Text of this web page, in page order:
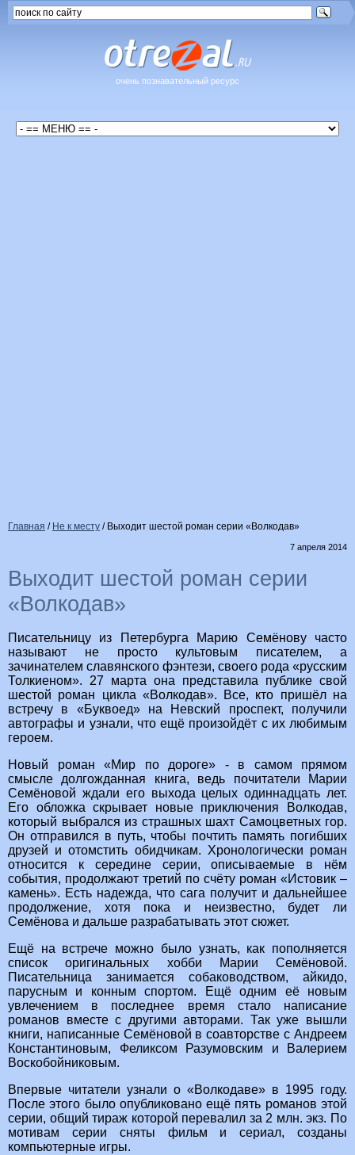
очень познавательный ресурс
Главная / Не к месту / Выходит шестой роман серии «Волкодав»
7 апреля 2014
Выходит шестой роман серии
«Волкодав»
Писательницу из Петербурга Марию Семёнову часто
называют не просто культовым писателем, а
зачинателем славянского фэнтези, своего рода «русским
Толкиеном». 27 марта она представила публике свой
шестой роман цикла «Волкодав». Все, кто пришёл на
встречу в «Буквоед» на Невский проспект, получили
автографы и узнали, что ещё произойдёт с их любимым
героем.
Новый роман «Мир по дороге» - в самом прямом
смысле долгожданная книга, ведь почитатели Марии
Семёновой ждали его выхода целых одиннадцать лет.
Его обложка скрывает новые приключения Волкодав,
который выбрался из страшных шахт Самоцветных гор.
Он отправился в путь, чтобы почтить память погибших
друзей и отомстить обидчикам. Хронологически роман
относится к середине серии, описываемые в нём
события, продолжают третий по счёту роман «Истовик –
камень». Есть надежда, что сага получит и дальнейшее
продолжение, хотя пока и неизвестно, будет ли
Семёнова и дальше разрабатывать этот сюжет.
Ещё на встрече можно было узнать, как пополняется
список оригинальных хобби Марии Семёновой.
Писательница занимается собаководством, айкидо,
парусным и конным спортом. Ещё одним её новым
увлечением в последнее время стало написание
романов вместе с другими авторами. Так уже вышли
книги, написанные Семёновой в соавторстве с Андреем
Константиновым, Феликсом Разумовским и Валерием
Воскобойниковым.
Впервые читатели узнали о «Волкодаве» в 1995 году.
После этого было опубликовано ещё пять романов этой
серии, общий тираж которой перевалил за 2 млн. экз. По
мотивам серии сняты фильм и сериал, созданы
компьютерные игры.